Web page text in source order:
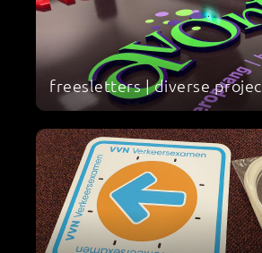
freesletters | diverse